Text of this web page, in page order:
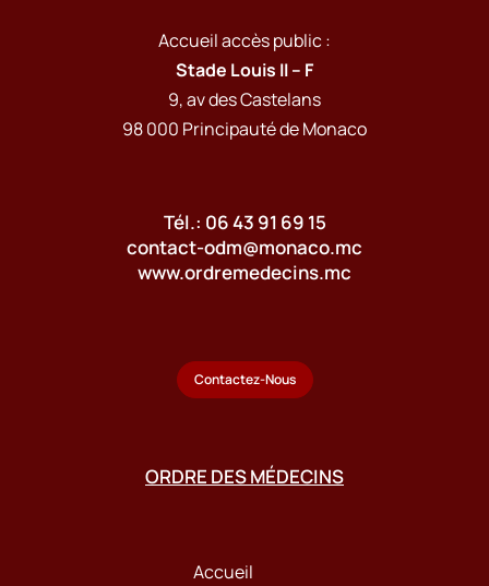
Accueil accès public :
Stade Louis II – F
9, av des Castelans
98 000 Principauté de Monaco
Tél.: 06 43 91 69 15
contact-odm@monaco.mc
www.ordremedecins.mc
Contactez-Nous
ORDRE DES MÉDECINS
Accueil